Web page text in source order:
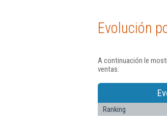
Evolución
A continuación le
ventas:
Ranking